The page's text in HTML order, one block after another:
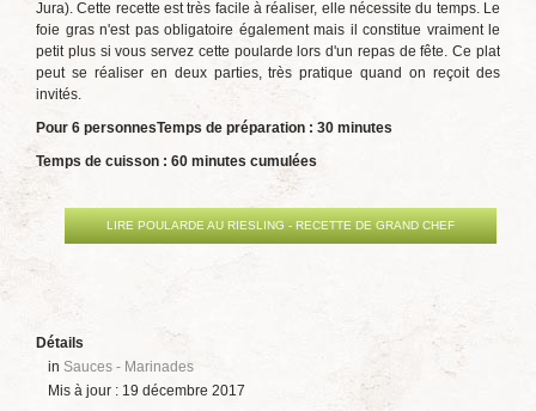
Jura). Cette recette est très facile à réaliser, elle nécessite du temps. Le
foie gras n'est pas obligatoire également mais il constitue vraiment le
petit plus si vous servez cette poularde lors d'un repas de fête. Ce plat
peut se réaliser en deux parties, très pratique quand on reçoit des
invités.
Pour 6 personnesTemps de préparation : 30 minutes
Temps de cuisson : 60 minutes cumulées
LIRE POULARDE AU RIESLING - RECETTE DE GRAND CHEF
Détails
in Sauces - Marinades
Mis à jour : 19 décembre 2017